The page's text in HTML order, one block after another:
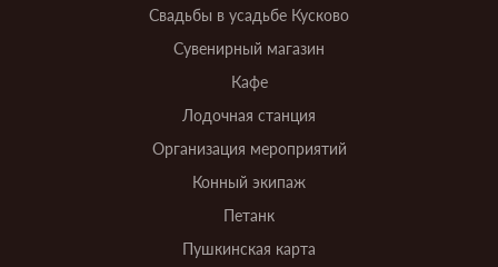
Свадьбы в усадьбе Кусково
Сувенирный магазин
Кафе
Лодочная станция
Организация мероприятий
Конный экипаж
Петанк
Пушкинская карта